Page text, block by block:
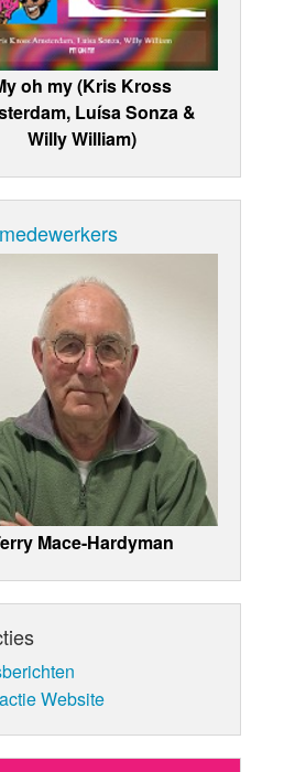
oh my (Kris Kross
Luísa Sonza &
Willy William)
Mace-Hardyman
Website